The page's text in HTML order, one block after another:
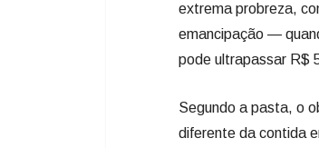
extrema probreza,
emancipação —
pode ultrapassar R$
Segundo a pasta, o
diferente da contida